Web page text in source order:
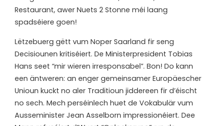
Restaurant, awer Nuets 2 Stonne méi laang
spadséiere goen!
Lëtzebuerg gëtt vum Noper Saarland fir seng
Decisiounen kritiséiert. De Ministerpresident Tobias
Hans seet “mir wieren irresponsabel”. Bon! Do kann
een äntweren: an enger gemeinsamer Europäescher
Unioun kuckt no aler Traditioun jiddereen fir d’éischt
no sech. Mech perséinlech huet de Vokabulär vum
Ausseminister Jean Asselborn impressionéiert. Dee